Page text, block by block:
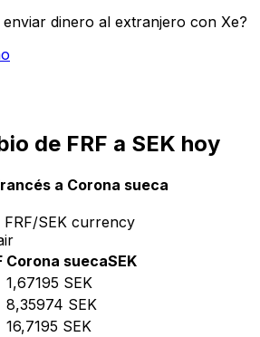
enviar dinero al extranjero con Xe?
de FRF a SEK hoy
a Corona sueca
SEK currency
Corona suecaSEK
1,67195 SEK
8,35974 SEK
16,7195 SEK